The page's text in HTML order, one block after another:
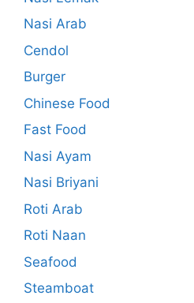
Nasi Arab
Cendol
Burger
Chinese Food
Fast Food
Nasi Ayam
Nasi Briyani
Roti Arab
Roti Naan
Seafood
Steamboat